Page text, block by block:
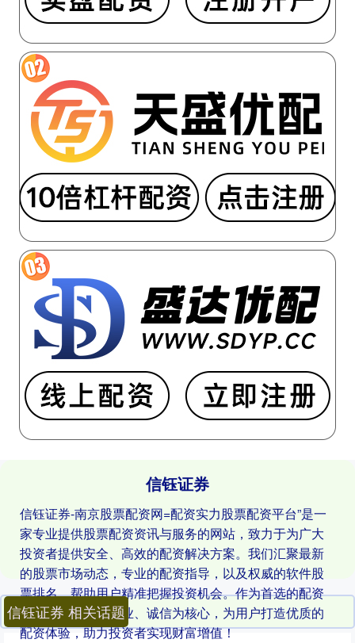
信钰证券
信钰证券-南京股票配资网=配资实力股票配资平台”是一
家专业提供股票配资资讯与服务的网站，致力于为广大
投资者提供安全、高效的配资解决方案。我们汇聚最新
的股票市场动态，专业的配资指导，以及权威的软件股
票排名，帮助用户精准把握投资机会。作为首选的配资
炒股网，我们以专业、诚信为核心，为用户打造优质的
配资体验，助力投资者实现财富增值！
信钰证券 相关话题